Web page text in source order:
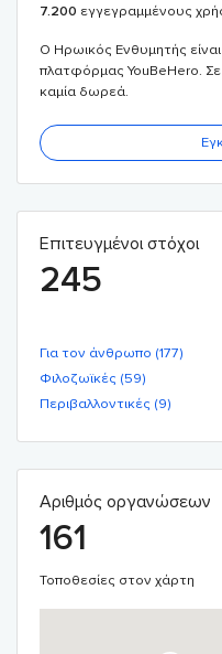
7.200 εγγεγραμμένους
Ο Ηρωικός Ενθυμητής
πλατφόρμας YouBeHero. Σε
καμία δωρεά.
Επιτευγμένοι στόχοι
245
Για τον άνθρωπο (177)
Φιλοζωϊκές (59)
Περιβαλλοντικές (9)
Αριθμός οργανώσεων
161
Τοποθεσίες στον χάρτη